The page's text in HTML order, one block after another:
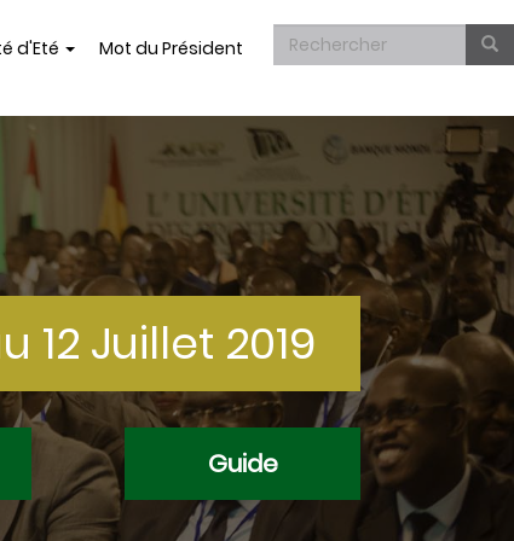
d'Eté Mot du Président Formulaire
recherche
12 Juillet 2019
Guide